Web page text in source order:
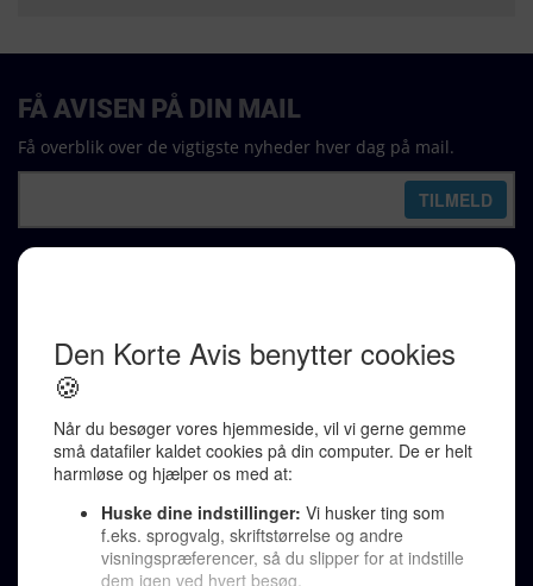
Karen Jespersen
Redaktionen kontaktes via mail til
redaktion@denkorteavis.dk
Telefonsvarer 20 30 10 96
Von Ostensgade 22, 2791 Dragør
LINKS
Tidligere aviser >
FÅ AVISEN PÅ DIN MAIL
Få overblik over de vigtigste nyheder hver dag på mail.